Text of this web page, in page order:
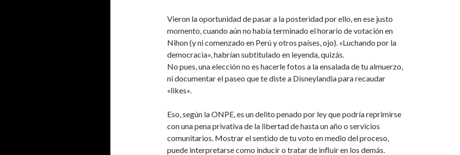
Vieron la oportunidad de pasar a la posteridad por ello, en ese justo
momento, cuando aún no había terminado el horario de votación en
Nihon (y ni comenzado en Perú y otros países, ojo). «Luchando por la
democracia», habrían subtitulado en leyenda, quizás.
No pues, una elección no es hacerle fotos a la ensalada de tu almuerzo,
ni documentar el paseo que te diste a Disneylandia para recaudar
«likes».
Eso, según la ONPE, es un delito penado por ley que podría reprimirse
con una pena privativa de la libertad de hasta un año o servicios
comunitarios. Mostrar el sentido de tu voto en medio del proceso,
puede interpretarse como inducir o tratar de influir en los demás.